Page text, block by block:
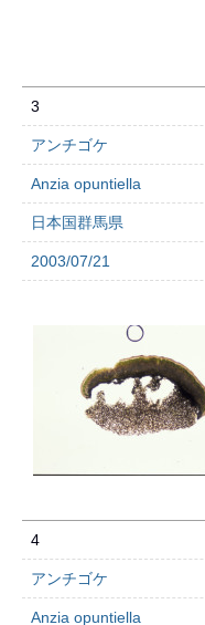
3
アンチゴケ
Anzia opuntiella
日本国群馬県
2003/07/21
4
アンチゴケ
Anzia opuntiella